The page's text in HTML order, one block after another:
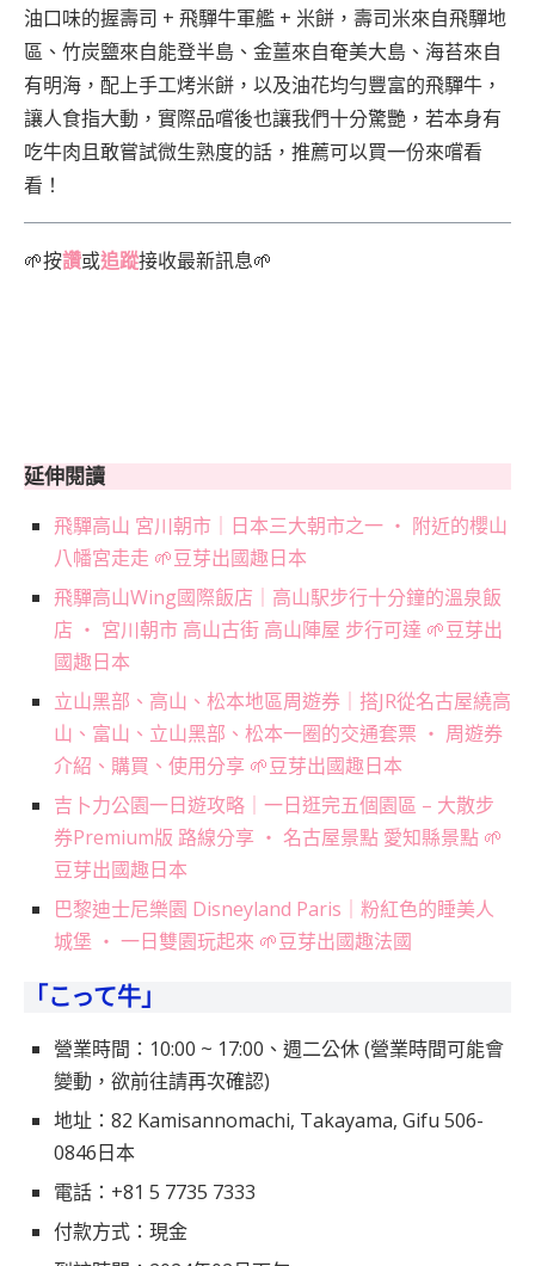
油口味的握壽司 + 飛驒牛軍艦 + 米餅，壽司米來自飛驒地
區、竹炭鹽來自能登半島、金薑來自奄美大島、海苔來自
有明海，配上手工烤米餅，以及油花均勻豐富的飛驒牛，
讓人食指大動，實際品嚐後也讓我們十分驚艷，若本身有
吃牛肉且敢嘗試微生熟度的話，推薦可以買一份來嚐看
看！
🌱按讚或追蹤接收最新訊息🌱
延伸閱讀
飛驒高山 宮川朝市｜日本三大朝市之一 ‧ 附近的櫻山
八幡宮走走 🌱豆芽出國趣日本
飛驒高山Wing國際飯店｜高山駅步行十分鐘的溫泉飯
店 ‧ 宮川朝市 高山古街 高山陣屋 步行可達 🌱豆芽出
國趣日本
立山黑部、高山、松本地區周遊券｜搭JR從名古屋繞高
山、富山、立山黑部、松本一圈的交通套票 ‧ 周遊券
介紹、購買、使用分享 🌱豆芽出國趣日本
吉卜力公園一日遊攻略｜一日逛完五個園區 – 大散步
券Premium版 路線分享 ‧ 名古屋景點 愛知縣景點 🌱
豆芽出國趣日本
巴黎迪士尼樂園 Disneyland Paris｜粉紅色的睡美人
城堡 ‧ 一日雙園玩起來 🌱豆芽出國趣法國
「こって牛」
營業時間：10:00 ~ 17:00、週二公休 (營業時間可能會
變動，欲前往請再次確認)
地址：82 Kamisannomachi, Takayama, Gifu 506-
0846日本
電話：+81 5 7735 7333
付款方式：現金